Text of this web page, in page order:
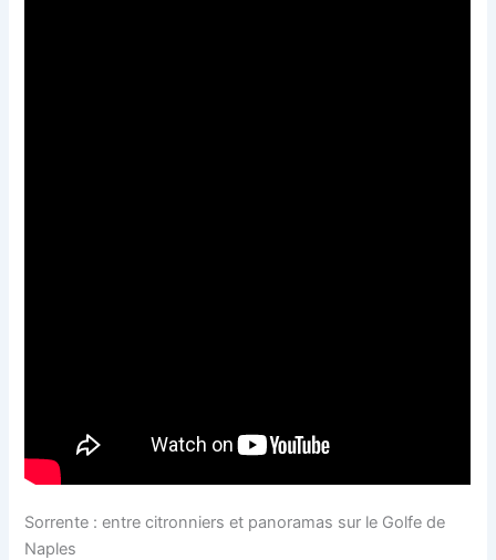
Sorrente : entre citronniers et panoramas sur le Golfe de
Naples